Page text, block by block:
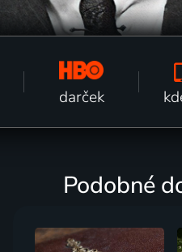
darček
Podobné